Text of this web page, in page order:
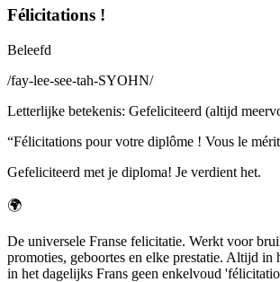
Félicitations !
Beleefd
/fay-lee-see-tah-SYOHN/
Letterlijke betekenis: Gefeliciteerd (altijd
“Félicitations pour votre diplôme ! Vous le
Gefeliciteerd met je diploma! Je verdient het.
🌍
De universele Franse felicitatie. Werkt voor
promoties, geboortes en elke prestatie. Altijd in
in het dagelijks Frans geen enkelvoud